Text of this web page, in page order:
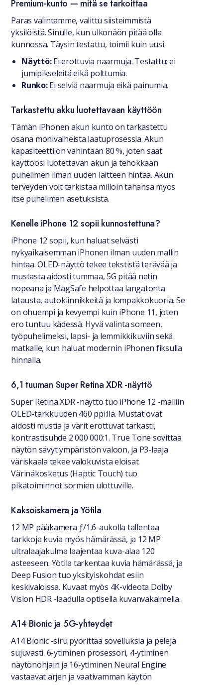
Premium-kunto — mitä se tarkoittaa
Paras valintamme, valittu siisteimmistä
yksilöistä. Sinulle, kun ulkonäön pitää olla
kunnossa. Täysin testattu, toimii kuin uusi.
Näyttö:Ei erottuvia naarmuja. Testattu: ei
jumipikseleitä eikä polttumia.
Runko:Ei selviä naarmuja eikä painumia.
Tarkastettu akku luotettavaan käyttöön
Tämän iPhonen akun kunto on tarkastettu
osana monivaiheista laatuprosessia. Akun
kapasiteetti on vähintään 80 %, joten saat
käyttöösi luotettavan akun ja tehokkaan
puhelimen ilman uuden laitteen hintaa. Akun
terveyden voit tarkistaa milloin tahansa myös
itse puhelimen asetuksista.
Kenelle iPhone 12 sopii kunnostettuna?
iPhone 12 sopii, kun haluat selvästi
nykyaikaisemman iPhonen ilman uuden mallin
hintaa. OLED-näyttö tekee tekstistä terävää ja
mustasta aidosti tummaa, 5G pitää netin
nopeana ja MagSafe helpottaa langatonta
latausta, autokiinnikkeitä ja lompakkokuoria. Se
on ohuempi ja kevyempi kuin iPhone 11, joten
ero tuntuu kädessä. Hyvä valinta someen,
työpuhelimeksi, lapsi- ja lemmikkikuviin sekä
matkalle, kun haluat modernin iPhonen fiksulla
hinnalla.
6,1 tuuman Super Retina XDR -näyttö
Super Retina XDR -näyttö tuo iPhone 12 -malliin
OLED-tarkkuuden 460 ppi:llä. Mustat ovat
aidosti mustia ja värit erottuvat tarkasti,
kontrastisuhde 2 000 000:1. True Tone sovittaa
näytön sävyt ympäristön valoon, ja P3-laaja
väriskaala tekee valokuvista eloisat.
Värinäkosketus (Haptic Touch) tuo
pikatoiminnot sormien ulottuville.
Kaksoiskamera ja Yötila
12 MP pääkamera ƒ/1.6-aukolla tallentaa
tarkkoja kuvia myös hämärässä, ja 12 MP
ultralaajakulma laajentaa kuva-alaa 120
asteeseen. Yötila tarkentaa kuvia hämärässä, ja
Deep Fusion tuo yksityiskohdat esiin
keskivaloissa. Kuvaat myös 4K-videota Dolby
Vision HDR -laadulla optisella kuvanvakaimella.
A14 Bionic ja 5G-yhteydet
A14 Bionic -siru pyörittää sovelluksia ja pelejä
sujuvasti. 6-ytiminen prosessori, 4-ytiminen
näytönohjain ja 16-ytiminen Neural Engine
vastaavat arjen ja vaativamman käytön